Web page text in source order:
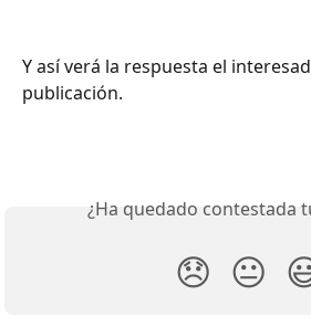
Y así verá la respuesta el
publicación.
¿Ha quedado contestada
😞 😐